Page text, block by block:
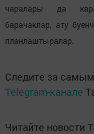
чаралары да
барачаклар, ату
планлаштыралар.
Следите за
Telegram-канале
Читайте новости